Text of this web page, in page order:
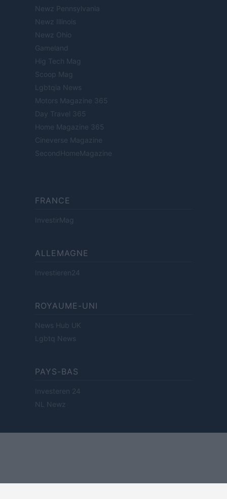
Newz Pennsylvania
Newz Illinois
Newz Ohio
Gameland
Hig Tech Mag
Scoop Mag
Lgbtqia News
Motors Magazine 365
Day Travel 365
Home Magazine 365
Cineverse Magazine
SecondHomeMagazine
FRANCE
InvestirMag
ALLEMAGNE
Investieren24
ROYAUME-UNI
News Hub UK
Lgbtq News
PAYS-BAS
Investeren 24
NL Newz